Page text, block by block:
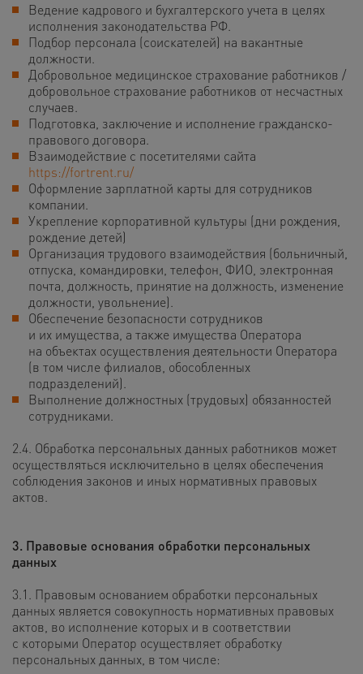
Ведение кадрового и бухгалтерского учета в целях
исполнения законодательства РФ.
Подбор персонала (соискателей) на вакантные
должности.
Добровольное медицинское страхование работников /
добровольное страхование работников от несчастных
случаев.
Подготовка, заключение и исполнение гражданско-
правового договора.
Взаимодействие с посетителями сайта
https://fortrent.ru/
Оформление зарплатной карты для сотрудников
компании.
Укрепление корпоративной культуры (дни рождения,
рождение детей)
Организация трудового взаимодействия (больничный,
отпуска, командировки, телефон, ФИО, электронная
почта, должность, принятие на должность, изменение
должности, увольнение).
Обеспечение безопасности сотрудников
и их имущества, а также имущества Оператора
на объектах осуществления деятельности Оператора
(в том числе филиалов, обособленных
подразделений).
Выполнение должностных (трудовых) обязанностей
сотрудниками.
2.4. Обработка персональных данных работников может
осуществляться исключительно в целях обеспечения
соблюдения законов и иных нормативных правовых
актов.
3. Правовые основания обработки персональных
данных
3.1. Правовым основанием обработки персональных
данных является совокупность нормативных правовых
актов, во исполнение которых и в соответствии
с которыми Оператор осуществляет обработку
персональных данных, в том числе: